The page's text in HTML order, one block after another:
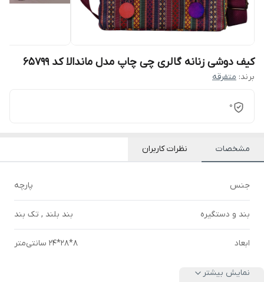
کیف دوشی زنانه گالری چی چاپ مدل ماندالا کد 65799
برند: متفرقه
0
مشخصات نظرات کاربران
جنس پارچه
بند و دستگیره بند بلند , تک بند
ابعاد 8*28*24 سانتی‌متر
نمایش بیشتر